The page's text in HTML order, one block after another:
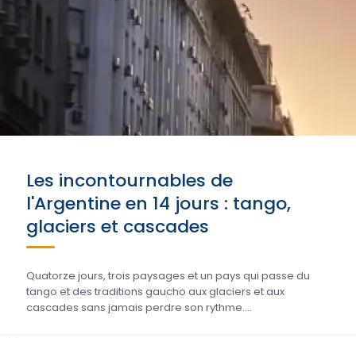
Les incontournables de
l'Argentine en 14 jours : tango,
glaciers et cascades
Quatorze jours, trois paysages et un pays qui passe du
tango et des traditions gaucho aux glaciers et aux
cascades sans jamais perdre son rythme….